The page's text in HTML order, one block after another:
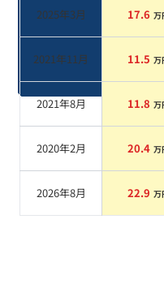
2025年3月 17.6 万
2021年11月 11.5 万
2021年8月 11.8 万
2020年2月 20.4 万
2026年8月 22.9 万